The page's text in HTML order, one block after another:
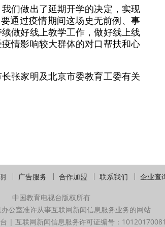
们做出了延期开学的决定，实现
通过疫情期间这场史无前例、事
做好线上教学工作，做好线上线
情影响较大群体的对口帮扶和心
张家明及北京市委教育工委有关
广告服务 合作加盟 联系我们 企业查
中国教育电视台版权所有
公室准许从事互联网新闻信息服务业务的网站
| 互联网新闻信息服务许可证编号：